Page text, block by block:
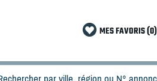
MES FAVORIS (0)